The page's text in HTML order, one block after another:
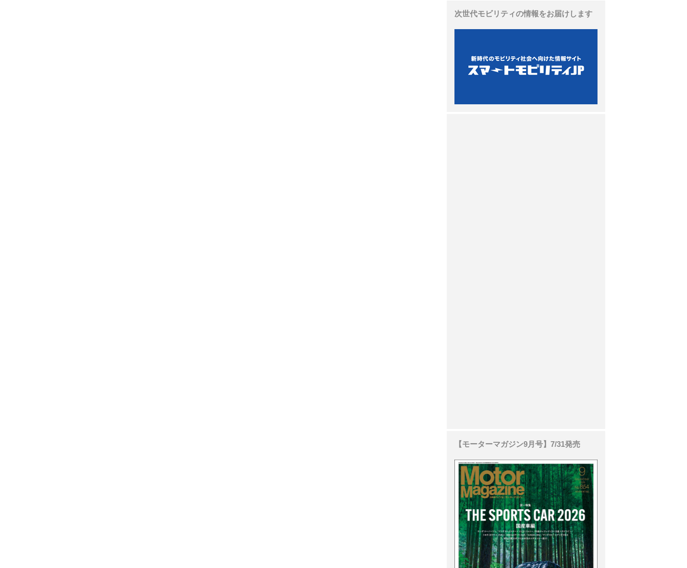
次世代モビリティの情報をお届けします
【モーターマガジン9月号】7/31発売